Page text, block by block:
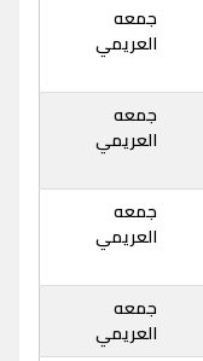
جمعه
العريمي
جمعه
العريمي
جمعه
العريمي
جمعه
العريمي